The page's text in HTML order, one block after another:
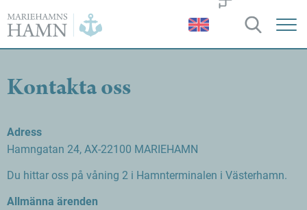
hamn
Kontakta oss
Adress
Hamngatan 24, AX-22100 MARIEHAMN
Du hittar oss på våning 2 i Hamnterminalen i Västerhamn.
Allmänna ärenden